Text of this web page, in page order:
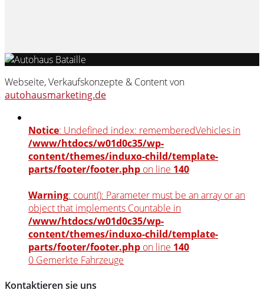
Webseite, Verkaufskonzepte & Content von
autohausmarketing.de
Notice: Undefined index: rememberedVehicles in
/www/htdocs/w01d0c35/wp-
content/themes/induxo-child/template-
parts/footer/footer.php on line 140
Warning: count(): Parameter must be an array or an
object that implements Countable in
/www/htdocs/w01d0c35/wp-
content/themes/induxo-child/template-
parts/footer/footer.php on line 140
0 Gemerkte Fahrzeuge
Kontaktieren sie uns